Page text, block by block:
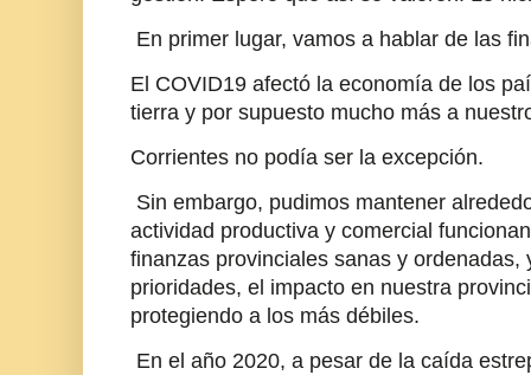
En primer lugar, vamos a hablar de las
El COVID19 afectó la economía de los
tierra y por supuesto mucho más a
Corrientes no podía ser la excepción.
Sin embargo, pudimos mantener
actividad productiva y comercial
finanzas provinciales sanas y ordenadas,
prioridades, el impacto en nuestra
protegiendo a los más débiles.
En el año 2020, a pesar de la caída